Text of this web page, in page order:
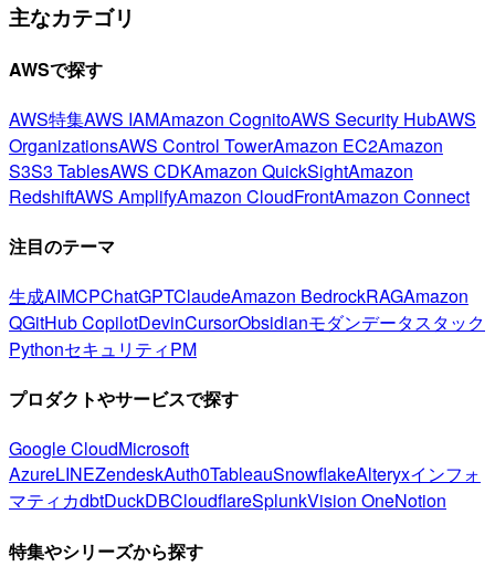
主なカテゴリ
AWSで探す
AWS特集AWS IAMAmazon CognitoAWS Security HubAWS
OrganizationsAWS Control TowerAmazon EC2Amazon
S3S3 TablesAWS CDKAmazon QuickSightAmazon
RedshiftAWS AmplifyAmazon CloudFrontAmazon Connect
注目のテーマ
生成AIMCPChatGPTClaudeAmazon BedrockRAGAmazon
QGitHub CopilotDevinCursorObsidianモダンデータスタック
PythonセキュリティPM
プロダクトやサービスで探す
Google CloudMicrosoft
AzureLINEZendeskAuth0TableauSnowflakeAlteryxインフォ
マティカdbtDuckDBCloudflareSplunkVision OneNotion
特集やシリーズから探す